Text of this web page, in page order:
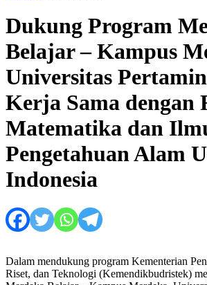
Dukung Program
Belajar – Kampus
Universitas
Kerja Sama dengan
Matematika dan
Pengetahuan Alam
Indonesia
Dalam mendukung program Kementerian
Riset, dan Teknologi (Kemendikbudristek)